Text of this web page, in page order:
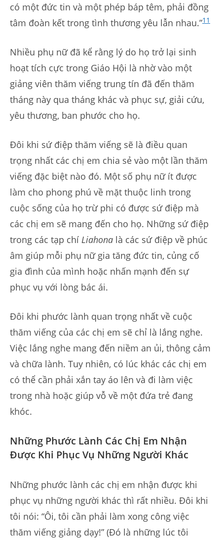
có một đức tin và một phép báp têm, phải đồng
tâm đoàn kết trong tình thương yêu lẫn nhau.”11
Nhiều phụ nữ đã kể rằng lý do họ trở lại sinh
hoạt tích cực trong Giáo Hội là nhờ vào một
giảng viên thăm viếng trung tín đã đến thăm
tháng này qua tháng khác và phục sự, giải cứu,
yêu thương, ban phước cho họ.
Đôi khi sứ điệp thăm viếng sẽ là điều quan
trọng nhất các chị em chia sẻ vào một lần thăm
viếng đặc biệt nào đó. Một số phụ nữ ít được
làm cho phong phú về mặt thuộc linh trong
cuộc sống của họ trừ phi có được sứ điệp mà
các chị em sẽ mang đến cho họ. Những sứ điệp
trong các tạp chí Liahona là các sứ điệp về phúc
âm giúp mỗi phụ nữ gia tăng đức tin, củng cố
gia đình của mình hoặc nhấn mạnh đến sự
phục vụ với lòng bác ái.
Đôi khi phước lành quan trọng nhất về cuộc
thăm viếng của các chị em sẽ chỉ là lắng nghe.
Việc lắng nghe mang đến niềm an ủi, thông cảm
và chữa lành. Tuy nhiên, có lúc khác các chị em
có thể cần phải xắn tay áo lên và đi làm việc
trong nhà hoặc giúp vỗ về một đứa trẻ đang
khóc.
Những Phước Lành Các Chị Em Nhận
Được Khi Phục Vụ Những Người Khác
Những phước lành các chị em nhận được khi
phục vụ những người khác thì rất nhiều. Đôi khi
tôi nói: “Ôi, tôi cần phải làm xong công việc
thăm viếng giảng dạy!” (Đó là những lúc tôi